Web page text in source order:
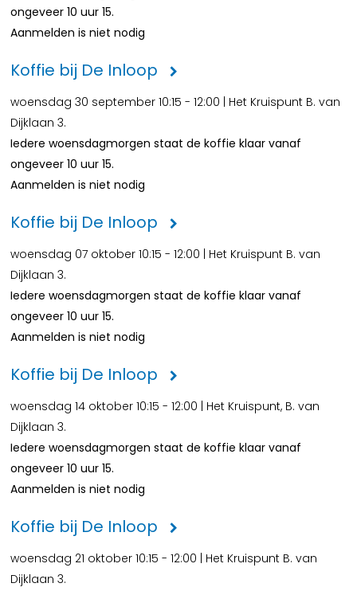
ongeveer 10 uur 15.
Aanmelden is niet nodig
Koffie bij De Inloop
woensdag 30 september 10:15 - 12:00 | Het Kruispunt B. van
Dijklaan 3.
Iedere woensdagmorgen staat de koffie klaar vanaf
ongeveer 10 uur 15.
Aanmelden is niet nodig
Koffie bij De Inloop
woensdag 07 oktober 10:15 - 12:00 | Het Kruispunt B. van
Dijklaan 3.
Iedere woensdagmorgen staat de koffie klaar vanaf
ongeveer 10 uur 15.
Aanmelden is niet nodig
Koffie bij De Inloop
woensdag 14 oktober 10:15 - 12:00 | Het Kruispunt, B. van
Dijklaan 3.
Iedere woensdagmorgen staat de koffie klaar vanaf
ongeveer 10 uur 15.
Aanmelden is niet nodig
Koffie bij De Inloop
woensdag 21 oktober 10:15 - 12:00 | Het Kruispunt B. van
Dijklaan 3.